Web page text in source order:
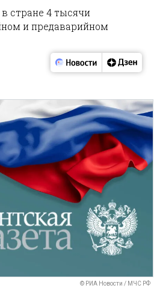
стране 4 тысячи
и предаварийном
© РИА Новости / МЧС РФ